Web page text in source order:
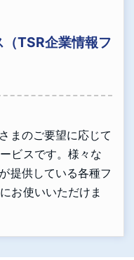
TSR企業情報フ
まのご要望に応じて
ビスです。様々な
提供している各種フ
お使いいただけま